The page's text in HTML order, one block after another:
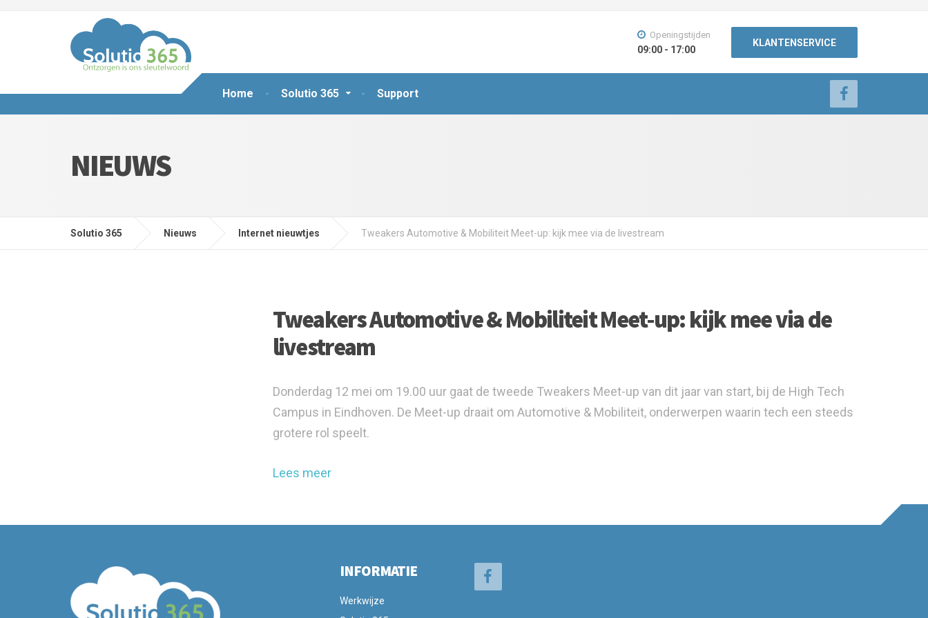
Home Solutio 365 Support
Openingstijden
09:00 - 17:00
KLANTENSERVICE
NIEUWS
Solutio 365 Nieuws Internet nieuwtjes Tweakers Automotive & Mobiliteit Meet-up: kijk mee via de livestream
Tweakers Automotive & Mobiliteit Meet-up: kijk mee via de
livestream
Donderdag 12 mei om 19.00 uur gaat de tweede Tweakers Meet-up van dit jaar van start, bij de High Tech
Campus in Eindhoven. De Meet-up draait om Automotive & Mobiliteit, onderwerpen waarin tech een steeds
grotere rol speelt.
Lees meer
INFORMATIE
Werkwijze